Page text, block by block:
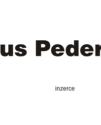
inzerce